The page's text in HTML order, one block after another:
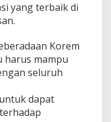
yang terbaik di
Korem
harus mampu
seluruh
dapat